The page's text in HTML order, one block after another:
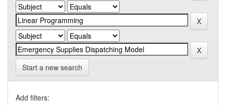
Start a new search
Add filters: